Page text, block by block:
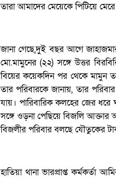
তারা আমাদের মেয়েকে পিটিয়ে
জানা গেছে,দুই বছর আগে
মো.মামুনের (২২) সঙ্গে উত্তর
বিয়ের কয়েকদিন পর থেকে মামুন
তার পরিবারকে জানায়, তার
যায়। পারিবারিক কলহের জের ধরে
সঙ্গে ওড়না পেছিয়ে বিজলি আক্তার
বিজলীর পরিবার বলছে যৌতুকের
হাতিয়া থানা ভারপ্রাপ্ত কর্মকর্তা